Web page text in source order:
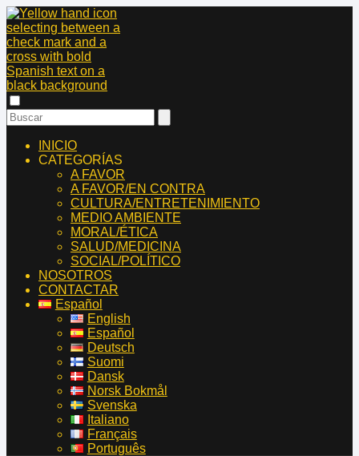
INICIO
CATEGORÍAS
A FAVOR
A FAVOR/EN CONTRA
CULTURA/ENTRETENIMIENTO
MEDIO AMBIENTE
MORAL/ÉTICA
SALUD/MEDICINA
SOCIAL/POLÍTICO
NOSOTROS
CONTACTAR
Español
English
Español
Deutsch
Suomi
Dansk
Norsk Bokmål
Svenska
Italiano
Français
Português